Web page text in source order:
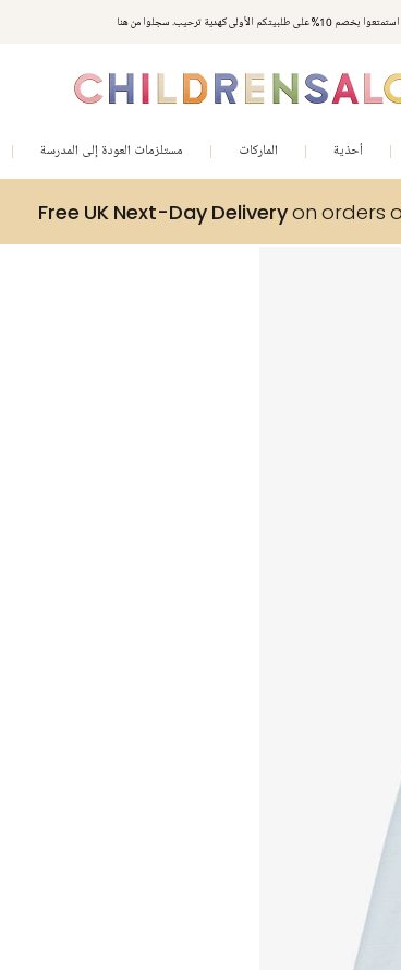
استمتعوا بخصم 10% على طلبيتكم الأولى كهدية ترحيب. سجلوا من هنا
أحذية الماركات مستلزمات العودة إلى المدرسة
Free UK Next-Day Deliveryon orders